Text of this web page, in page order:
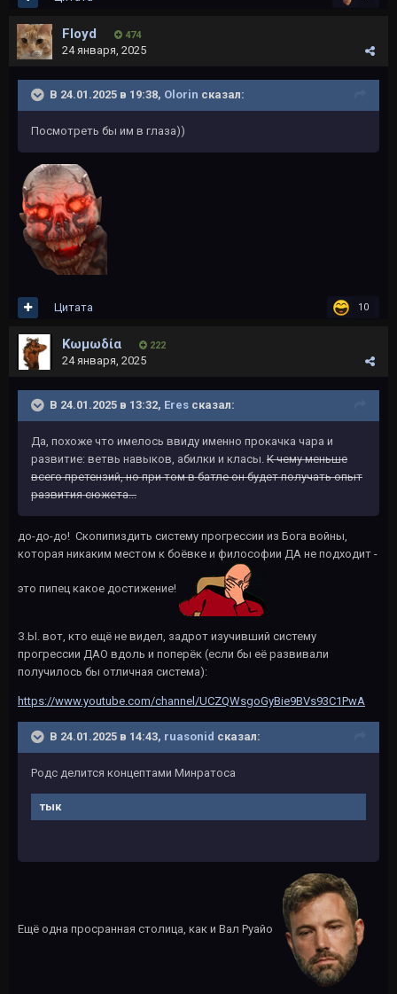
Floyd 474
24 января, 2025
В 24.01.2025 в 19:38, Olorin сказал:
Посмотреть бы им в глаза))
10
Цитата
Kωμωδία 222
24 января, 2025
В 24.01.2025 в 13:32, Eres сказал:
Да, похоже что имелось ввиду именно прокачка чара и
развитие: ветвь навыков, абилки и класы. К чему меньше
всего претензий, но при том в батле он будет получать опыт
развития сюжета...
до-до-до! Скопипиздить систему прогрессии из Бога войны,
которая никаким местом к боёвке и философии ДА не подходит -
это пипец какое достижение!
З.Ы. вот, кто ещё не видел, задрот изучивший систему
прогрессии ДАО вдоль и поперёк (если бы её развивали
получилось бы отличная система):
https://www.youtube.com/channel/UCZQWsgoGyBie9BVs93C1PwA
В 24.01.2025 в 14:43, ruasonid сказал:
Родс делится концептами Минратоса
тык
Ещё одна просранная столица, как и Вал Руайо